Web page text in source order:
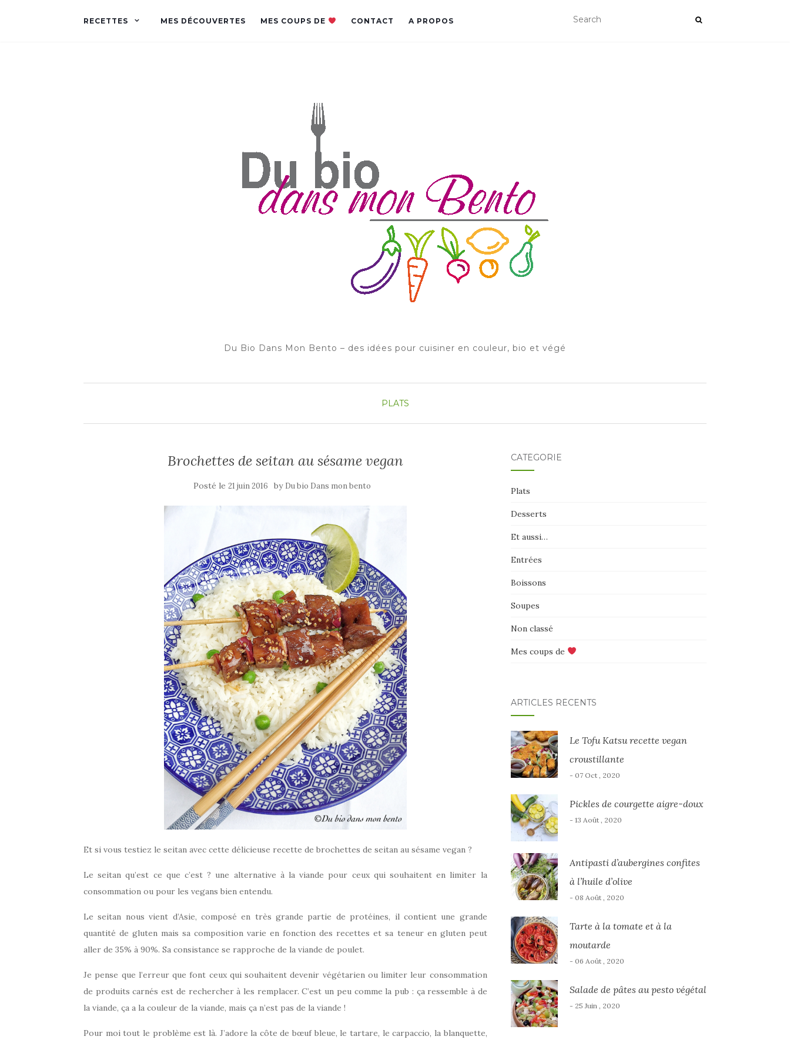
RECETTES MES DÉCOUVERTES MES COUPS DE CONTACT A PROPOS
Du Bio Dans Mon Bento – des idées pour cuisiner en couleur, bio et végé
PLATS
Brochettes de seitan au sésame vegan
Posté le21 juin 2016 by Du bio Dans mon bento
Et si vous testiez le seitan avec cette délicieuse recette de brochettes de seitan au sésame vegan ?
Le seitan qu’est ce que c’est ? une alternative à la viande pour ceux qui souhaitent en limiter la
consommation ou pour les vegans bien entendu.
Le seitan nous vient d’Asie, composé en très grande partie de protéines, il contient une grande
quantité de gluten mais sa composition varie en fonction des recettes et sa teneur en gluten peut
aller de 35% à 90%. Sa consistance se rapproche de la viande de poulet.
Je pense que l’erreur que font ceux qui souhaitent devenir végétarien ou limiter leur consommation
de produits carnés est de rechercher à les remplacer. C’est un peu comme la pub : ça ressemble à de
la viande, ça a la couleur de la viande, mais ça n’est pas de la viande !
Pour moi tout le problème est là. J’adore la côte de bœuf bleue, le tartare, le carpaccio, la blanquette,
CATÉGORIE
Plats
Desserts
Et aussi…
Entrées
Boissons
Soupes
Non classé
Mes coups de
ARTICLES RÉCENTS
Le Tofu Katsu recette vegan
croustillante
- 07 Oct , 2020
Pickles de courgette aigre-doux
- 13 Août , 2020
Antipasti d’aubergines confites
à l’huile d’olive
- 08 Août , 2020
Tarte à la tomate et à la
moutarde
- 06 Août , 2020
Salade de pâtes au pesto végétal
- 25 Juin , 2020